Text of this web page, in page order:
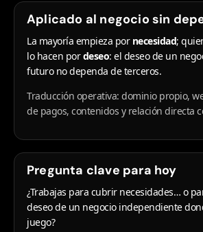
Aplicado al negocio sin
La mayoría empieza por necesidad;
lo hacen pordeseo: el deseo de un
futuro no dependa de terceros.
Traducción operativa: dominio propio,
de pagos, contenidos y relación directa
Pregunta clave para hoy
¿Trabajas para cubrir necesidades… o
deseo de un negocio independiente
juego?